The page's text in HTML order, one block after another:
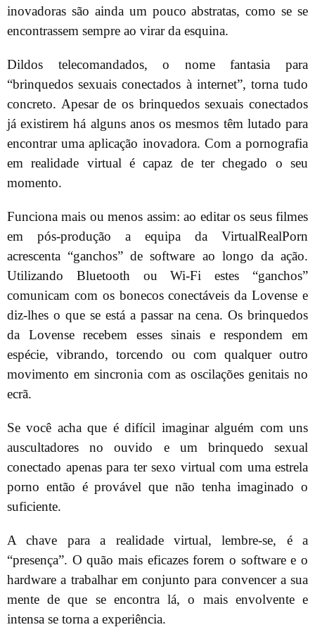
inovadoras são ainda um pouco abstratas, como se se
encontrassem sempre ao virar da esquina.
Dildos telecomandados, o nome fantasia para
“brinquedos sexuais conectados à internet”, torna tudo
concreto. Apesar de os brinquedos sexuais conectados
já existirem há alguns anos os mesmos têm lutado para
encontrar uma aplicação inovadora. Com a pornografia
em realidade virtual é capaz de ter chegado o seu
momento.
Funciona mais ou menos assim: ao editar os seus filmes
em pós-produção a equipa da VirtualRealPorn
acrescenta “ganchos” de software ao longo da ação.
Utilizando Bluetooth ou Wi-Fi estes “ganchos”
comunicam com os bonecos conectáveis da Lovense e
diz-lhes o que se está a passar na cena. Os brinquedos
da Lovense recebem esses sinais e respondem em
espécie, vibrando, torcendo ou com qualquer outro
movimento em sincronia com as oscilações genitais no
ecrã.
Se você acha que é difícil imaginar alguém com uns
auscultadores no ouvido e um brinquedo sexual
conectado apenas para ter sexo virtual com uma estrela
porno então é provável que não tenha imaginado o
suficiente.
A chave para a realidade virtual, lembre-se, é a
“presença”. O quão mais eficazes forem o software e o
hardware a trabalhar em conjunto para convencer a sua
mente de que se encontra lá, o mais envolvente e
intensa se torna a experiência.